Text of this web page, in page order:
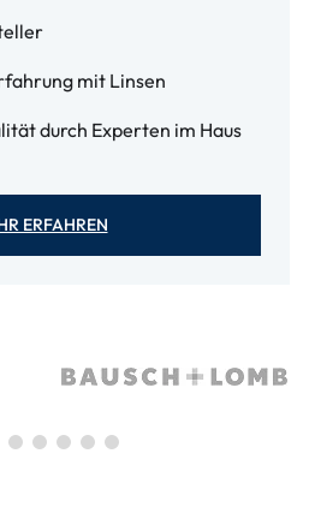
mit Linsen
durch Experten im Haus
ERFAHREN